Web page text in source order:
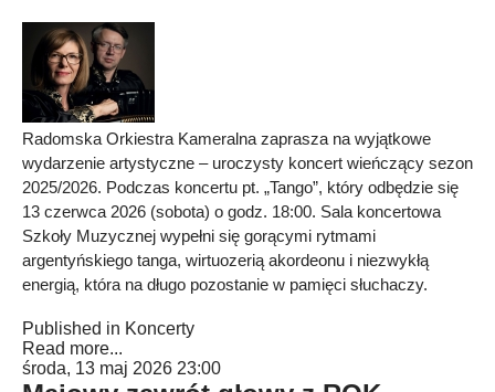
Radomska Orkiestra Kameralna zaprasza na wyjątkowe
wydarzenie artystyczne – uroczysty koncert wieńczący sezon
2025/2026. Podczas koncertu pt. „Tango”, który odbędzie się
13 czerwca 2026 (sobota) o godz. 18:00. Sala koncertowa
Szkoły Muzycznej wypełni się gorącymi rytmami
argentyńskiego tanga, wirtuozerią akordeonu i niezwykłą
energią, która na długo pozostanie w pamięci słuchaczy.
Published in Koncerty
Read more...
środa, 13 maj 2026 23:00